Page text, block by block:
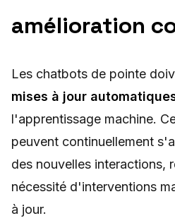
amélioration
Les chatbots de pointe
mises à jour
l'apprentissage machine.
peuvent continuellement
des nouvelles interactions,
nécessité d'interventions
à jour.